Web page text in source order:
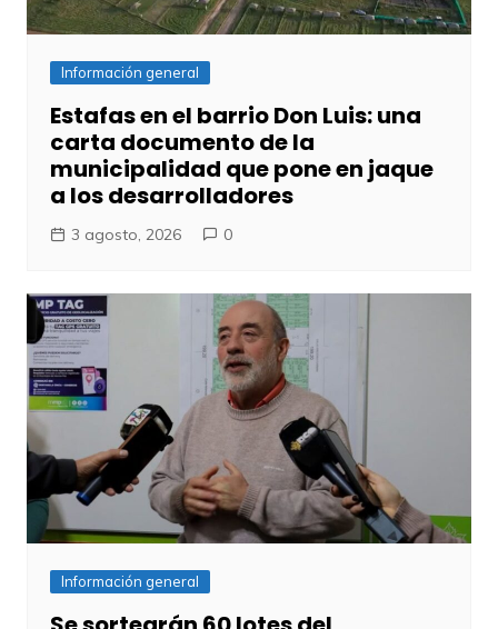
Información general
Estafas en el barrio Don Luis: una
carta documento de la
municipalidad que pone en jaque
a los desarrolladores
3 agosto, 2026 0
Información general